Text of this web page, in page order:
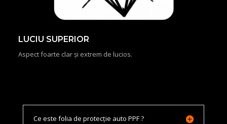
LUCIU SUPERIOR
Aspect foarte clar și extrem de lucios.
Ce este folia de protecție auto PPF ?